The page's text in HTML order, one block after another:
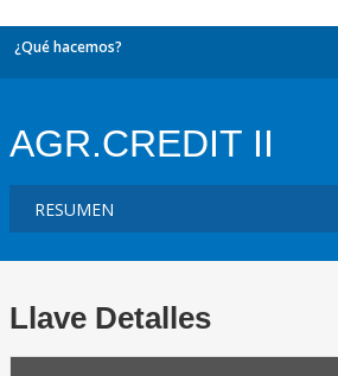
¿Qué hacemos?
AGR.CREDIT II
Llave Detalles